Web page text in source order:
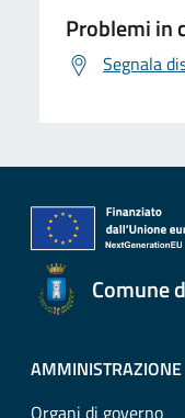
Problemi in
Segnala
Comune
AMMINISTRAZIONE
Organi di governo